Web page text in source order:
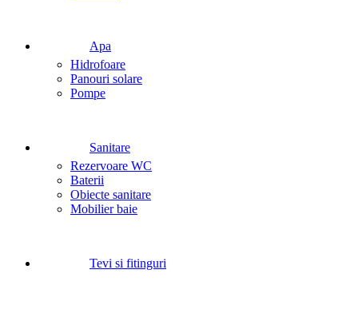
Apa
Hidrofoare
Panouri solare
Pompe
Sanitare
Rezervoare WC
Baterii
Obiecte sanitare
Mobilier baie
Tevi si fitinguri